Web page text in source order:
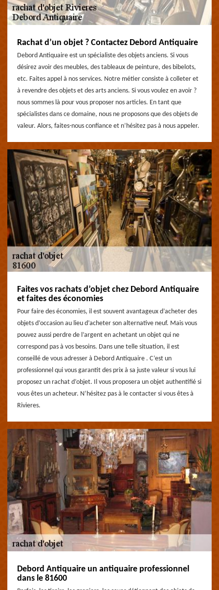
Rachat d’un objet ? Contactez Debord Antiquaire
Debord Antiquaire est un spécialiste des objets anciens. Si vous
désirez avoir des meubles, des tableaux de peinture, des bibelots,
etc. Faites appel à nos services. Notre métier consiste à colleter et
à revendre des objets et des arts anciens. Si vous voulez en avoir ?
nous sommes là pour vous proposer nos articles. En tant que
spécialistes dans ce domaine, nous ne proposons que des objets de
valeur. Alors, faites-nous confiance et n’hésitez pas à nous appeler.
Faites vos rachats d’objet chez Debord Antiquaire
et faites des économies
Pour faire des économies, il est souvent avantageux d’acheter des
objets d’occasion au lieu d’acheter son alternative neuf. Mais vous
pouvez aussi perdre de l’argent en achetant un objet qui ne
correspond pas à vos besoins. Dans une telle situation, il est
conseillé de vous adresser à Debord Antiquaire . C’est un
professionnel qui vous garantit des prix à sa juste valeur si vous lui
proposez un rachat d’objet. Il vous proposera un objet authentifié si
vous êtes un acheteur. N’hésitez pas à le contacter si vous êtes à
Rivieres.
Debord Antiquaire un antiquaire professionnel
dans le 81600